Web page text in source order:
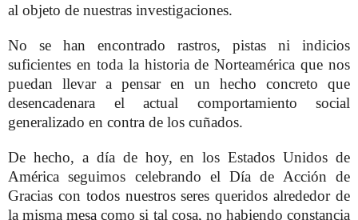
al objeto de nuestras investigaciones.
No se han encontrado rastros, pistas ni indicios
suficientes en toda la historia de Norteamérica que nos
puedan llevar a pensar en un hecho concreto que
desencadenara el actual comportamiento social
generalizado en contra de los cuñados.
De hecho, a día de hoy, en los Estados Unidos de
América seguimos celebrando el Día de Acción de
Gracias con todos nuestros seres queridos alrededor de
la misma mesa como si tal cosa, no habiendo constancia